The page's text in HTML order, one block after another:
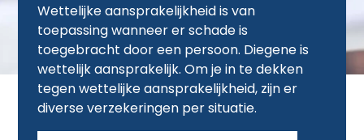
Wettelijke aansprakelijkheid is van
toepassing wanneer er schade is
toegebracht door een persoon. Diegene is
wettelijk aansprakelijk. Om je in te dekken
tegen wettelijke aansprakelijkheid, zijn er
diverse verzekeringen per situatie.